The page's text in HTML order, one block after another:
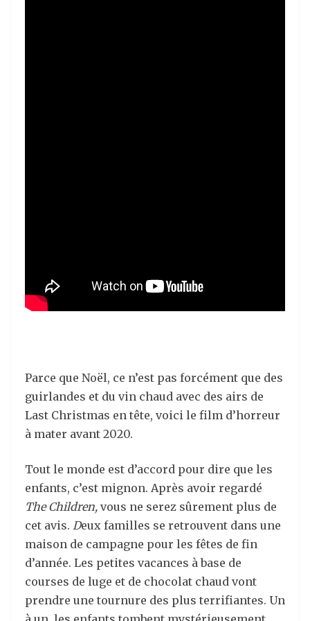
Parce que Noël, ce n’est pas forcément que des
guirlandes et du vin chaud avec des airs de
Last Christmas en tête, voici le film d’horreur
à mater avant 2020.
Tout le monde est d’accord pour dire que les
enfants, c’est mignon. Après avoir regardé
The Children, vous ne serez sûrement plus de
cet avis. Deux familles se retrouvent dans une
maison de campagne pour les fêtes de fin
d’année. Les petites vacances à base de
courses de luge et de chocolat chaud vont
prendre une tournure des plus terrifiantes. Un